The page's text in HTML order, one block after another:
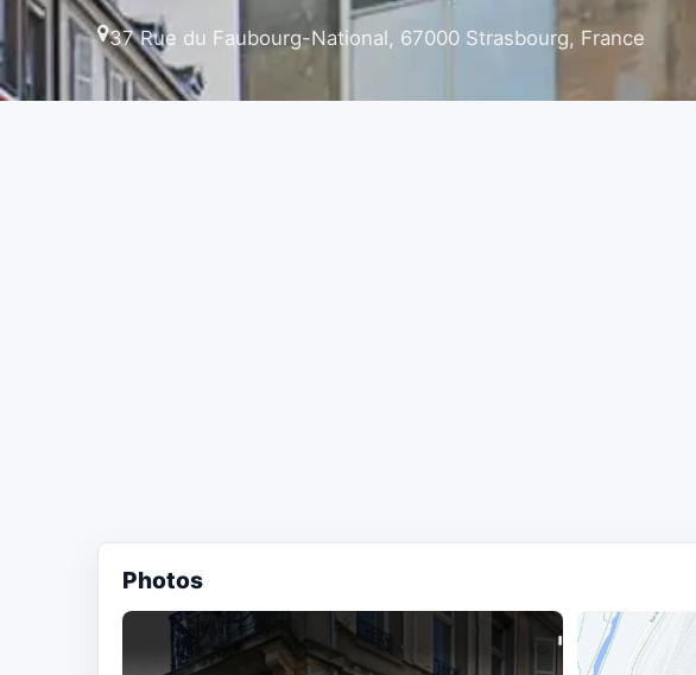
37 Rue du Faubourg-National, 67000 Strasbourg, France
Photos